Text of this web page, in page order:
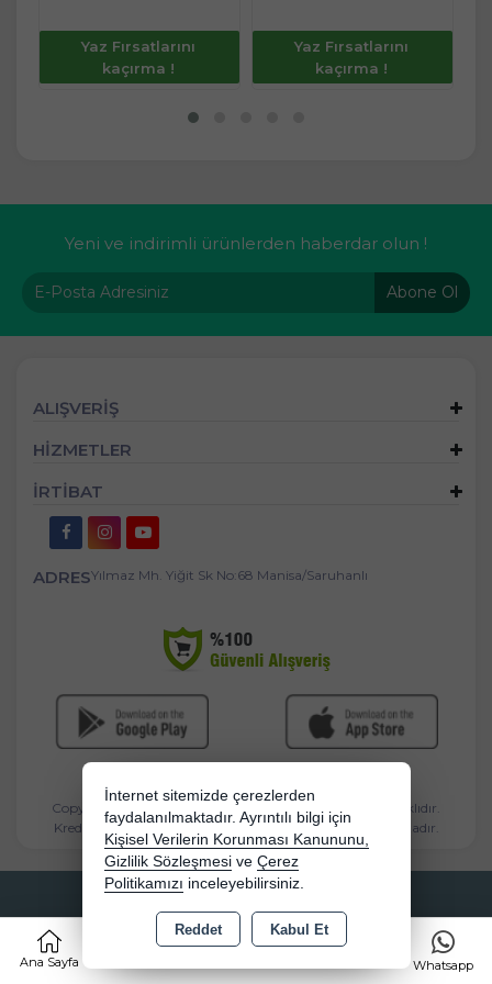
Ana Sayfa Whatsapp
Yaz Fırsatlarını
kaçırma !
Yaz Fırsatlarını
kaçırma !
Yeni ve indirimli ürünlerden haberdar olun !
Abone Ol
ALIŞVERİŞ
HİZMETLER
İRTİBAT
ADRESYılmaz Mh. Yiğit Sk No:68 Manisa/Saruhanlı
Copyright 2026 bebekbeziburada.com - Tüm hakları saklıdır.
Kredi kartı bilgileriniz 256bit SSL sertifikası ile korunmaktadır.
Bu site AKINSOFT E-Ticaret ile hazırlanmıştır.
İnternet sitemizde çerezlerden
faydalanılmaktadır. Ayrıntılı bilgi için
Kişisel Verilerin Korunması Kanununu,
Gizlilik Sözleşmesi ve Çerez
Politikamızı inceleyebilirsiniz.
Reddet Kabul Et